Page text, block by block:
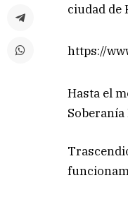
ciudad de
https://
Hasta el
Soberanía